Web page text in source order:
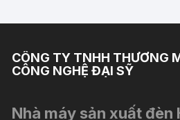
CÔNG TY TNHH THƯƠNG
CÔNG NGHỆ ĐẠI SỸ
Nhà máy sản xuất đèn